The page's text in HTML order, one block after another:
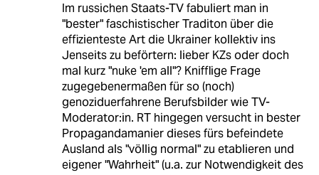
Im russichen Staats-TV fabuliert man in
"bester" faschistischer Traditon über die
effizienteste Art die Ukrainer kollektiv ins
Jenseits zu beförtern: lieber KZs oder doch
mal kurz "nuke 'em all"? Knifflige Frage
zugegebenermaßen für so (noch)
genoziduerfahrene Berufsbilder wie TV-
Moderator:in. RT hingegen versucht in bester
Propagandamanier dieses fürs befeindete
Ausland als "völlig normal" zu etablieren und
eigener "Wahrheit" (u.a. zur Notwendigkeit des